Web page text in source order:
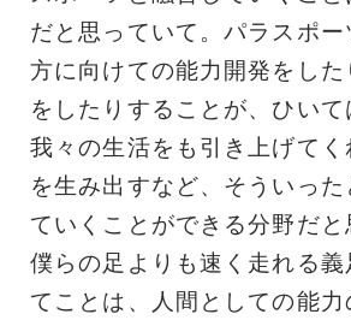
だと思っていて。パラスポ
方に向けての能力開発をし
をしたりすることが、ひい
我々の生活をも引き上げて
を生み出すなど、そういっ
ていくことができる分野だと
僕らの足よりも速く走れる
てことは、人間としての能